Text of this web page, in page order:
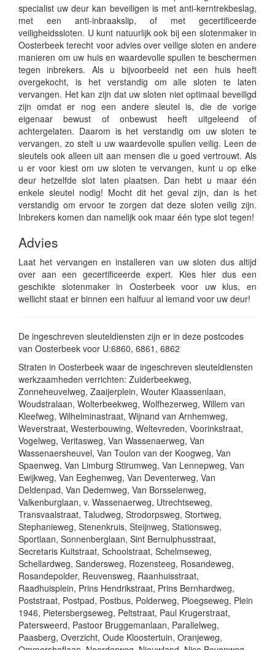
specialist uw deur kan beveiligen is met anti-kerntrekbeslag,
met een anti-inbraakslip, of met gecertificeerde
veiligheidssloten. U kunt natuurlijk ook bij een slotenmaker in
Oosterbeek terecht voor advies over veilige sloten en andere
manieren om uw huis en waardevolle spullen te beschermen
tegen inbrekers. Als u bijvoorbeeld net een huis heeft
overgekocht, is het verstandig om alle sloten te laten
vervangen. Het kan zijn dat uw sloten niet optimaal beveiligd
zijn omdat er nog een andere sleutel is, die de vorige
eigenaar bewust of onbewust heeft uitgeleend of
achtergelaten. Daarom is het verstandig om uw sloten te
vervangen, zo stelt u uw waardevolle spullen veilig. Leen de
sleutels ook alleen uit aan mensen die u goed vertrouwt. Als
u er voor kiest om uw sloten te vervangen, kunt u op elke
deur hetzelfde slot laten plaatsen. Dan hebt u maar één
enkele sleutel nodig! Mocht dit het geval zijn, dan is het
verstandig om ervoor te zorgen dat deze sloten veilig zijn.
Inbrekers komen dan namelijk ook maar één type slot tegen!
Advies
Laat het vervangen en installeren van uw sloten dus altijd
over aan een gecertificeerde expert. Kies hier dus een
geschikte slotenmaker in Oosterbeek voor uw klus, en
wellicht staat er binnen een halfuur al iemand voor uw deur!
De ingeschreven sleuteldiensten zijn er in deze postcodes
van Oosterbeek voor U:6860, 6861, 6862
Straten in Oosterbeek waar de ingeschreven sleuteldiensten
werkzaamheden verrichten: Zuiderbeekweg,
Zonneheuvelweg, Zaaijerplein, Wouter Klaassenlaan,
Woudstralaan, Wolterbeekweg, Wolfhezerweg, Willem van
Kleefweg, Wilhelminastraat, Wijnand van Arnhemweg,
Weverstraat, Westerbouwing, Weltevreden, Voorinkstraat,
Vogelweg, Veritasweg, Van Wassenaerweg, Van
Wassenaersheuvel, Van Toulon van der Koogweg, Van
Spaenweg, Van Limburg Stirumweg, Van Lennepweg, Van
Ewijkweg, Van Eeghenweg, Van Deventerweg, Van
Deldenpad, Van Dedemweg, Van Borsselenweg,
Valkenburglaan, v. Wassenaerweg, Utrechtseweg,
Transvaalstraat, Taludweg, Strodorpsweg, Stortweg,
Stephanieweg, Stenenkruis, Steijnweg, Stationsweg,
Sportlaan, Sonnenberglaan, Sint Bernulphusstraat,
Secretaris Kuitstraat, Schoolstraat, Schelmseweg,
Schellardweg, Sandersweg, Rozensteeg, Rosandeweg,
Rosandepolder, Reuvensweg, Raanhuisstraat,
Raadhuisplein, Prins Hendrikstraat, Prins Bernhardweg,
Poststraat, Postpad, Postbus, Polderweg, Ploegseweg, Plein
1946, Pietersbergseweg, Peltstraat, Paul Krugerstraat,
Patersweerd, Pastoor Bruggemanlaan, Parallelweg,
Paasberg, Overzicht, Oude Kloostertuin, Oranjeweg,